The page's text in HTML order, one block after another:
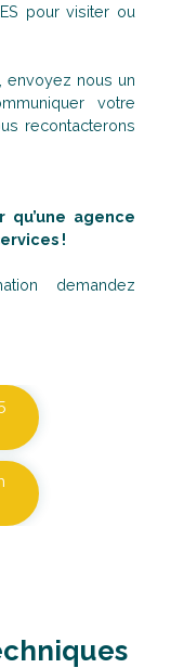
pour visiter ou
envoyez nous un
votre
recontacterons
qu’une agence
!
demandez